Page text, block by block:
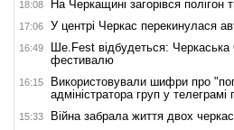
18:08 На Черкащині загорівся полігон
17:06 У центрі Черкас перекинулася
16:49
Ше.Fest відбудеться:
фестивалю
16:15
Використовували шифри про
адміністратора груп у
15:33 Війна забрала життя двох